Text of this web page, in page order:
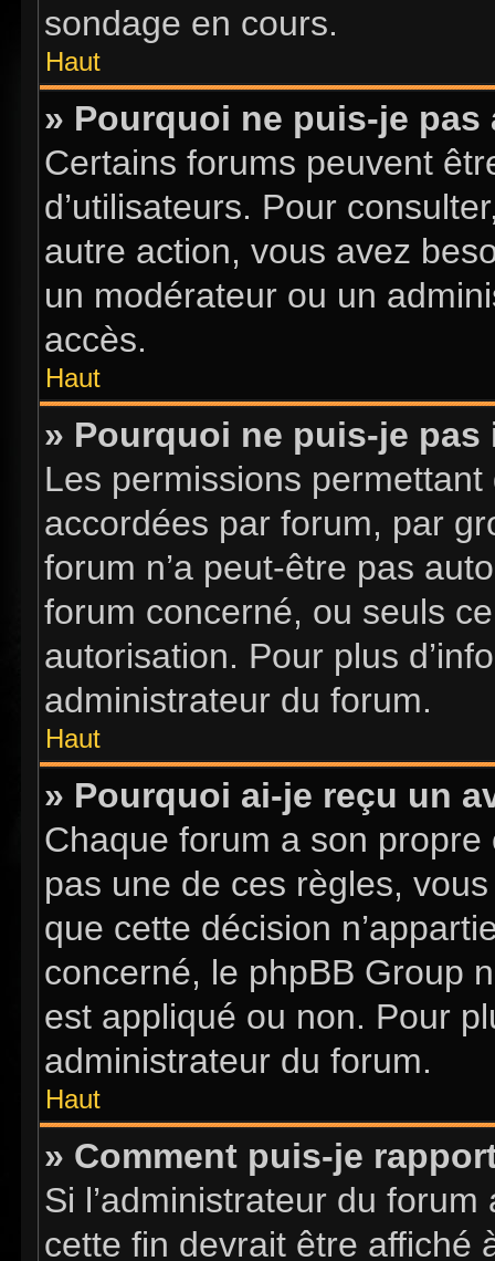
sondage en cours.
Haut
» Pourquoi ne puis-je
Certains forums peuvent
d’utilisateurs. Pour
autre action, vous avez
un modérateur ou un
accès.
Haut
» Pourquoi ne puis-je
Les permissions
accordées par forum, par
forum n’a peut-être pas
forum concerné, ou seuls
autorisation. Pour plus
administrateur du forum.
Haut
» Pourquoi ai-je reçu un
Chaque forum a son
pas une de ces règles,
que cette décision
concerné, le phpBB Group
est appliqué ou non. Pour
administrateur du forum.
Haut
» Comment puis-je
Si l’administrateur du
cette fin devrait être affiché